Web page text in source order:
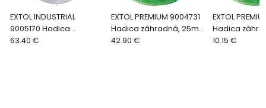
EXTOL INDUSTRIAL
9005170 Hadica
priemyselná, 25m, 1'',
63.40 €
EXTOL PREMIUM 9004731
Hadica záhradná, 25m,
1'', vnútorný pr. 25mm
42.90 €
EXTOL
Hadica
1/2'', vnútorný
10.15 €